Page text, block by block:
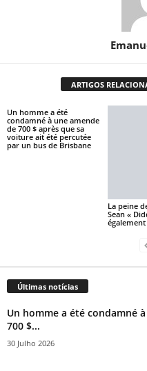
ARTIGOS
Un homme a été
condamné à une amende
de 700 $ après que sa
voiture ait été percutée
par un bus de Brisbane
La peine
Sean «
Últimas notícias
Un homme a été condamné
700 $...
30 Julho 2026